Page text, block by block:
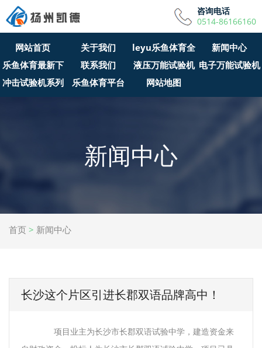
咨询电话
0514-86166160
网站首页 关于我们
leyu乐鱼体育全
站APP
新闻中心
乐鱼体育最新下
载安装
联系我们 液压万能试验机 电子万能试验机
冲击试验机系列
乐鱼体育平台 网站地图
新闻中心
首页 > 新闻中心
长沙这个片区引进长郡双语品牌高中！
项目业主为长沙市长郡双语试验中学，建造资金来